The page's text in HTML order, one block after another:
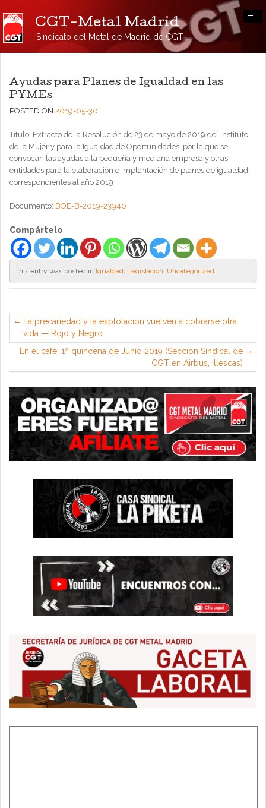
CGT-Metal Madrid
Sindicato del Metal de Madrid de CGT
-
Ayudas para Planes de Igualdad en las
PYMEs
POSTED ON 2019-05-30
Título: Extracto de la Resolución de 23 de mayo de 2019 del Instituto
de la Mujer y para la Igualdad de Oportunidades, por la que se
convocan las ayudas a la pequeña y mediana empresa y otras
entidades para la elaboración e implantación de planes de igualdad,
correspondientes al año 2019
Documento: BOE-B-2019-23940
Compártelo
This entry was posted in Igualdad, Legislación, Uncategorized.
La precariedad y la explotación vuelven a cobrarse otra
vida — Rojo y Negro
En el café, 1ª quincena de Junio 2019 (Sección Sindical de
CGT en Airbus, Illescas)